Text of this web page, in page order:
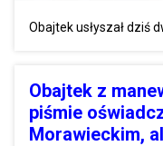
Obajtek usłyszał dziś
Obajtek z
piśmie
Morawieckim,